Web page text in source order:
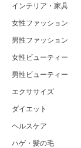
インテリア・家具
女性ファッション
男性ファッション
女性ビューティー
男性ビューティー
エクササイズ
ダイエット
ヘルスケア
ハゲ・髪の毛